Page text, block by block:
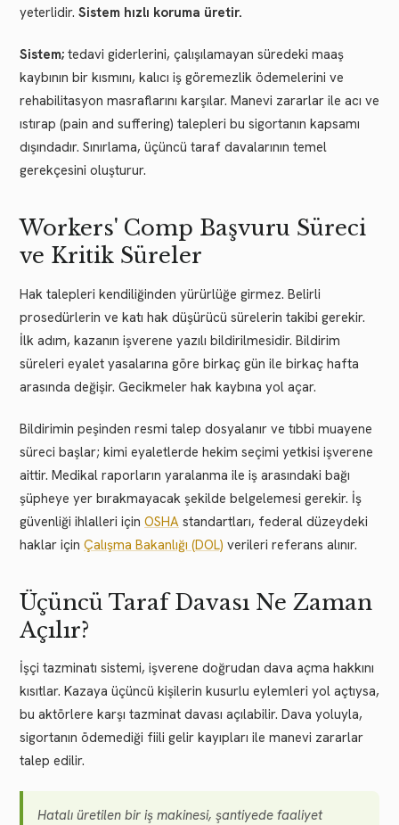
yeterlidir. Sistem hızlı koruma üretir.
Sistem; tedavi giderlerini, çalışılamayan süredeki maaş
kaybının bir kısmını, kalıcı iş göremezlik ödemelerini ve
rehabilitasyon masraflarını karşılar. Manevi zararlar ile acı ve
ıstırap (pain and suffering) talepleri bu sigortanın kapsamı
dışındadır. Sınırlama, üçüncü taraf davalarının temel
gerekçesini oluşturur.
Workers' Comp Başvuru Süreci
ve Kritik Süreler
Hak talepleri kendiliğinden yürürlüğe girmez. Belirli
prosedürlerin ve katı hak düşürücü sürelerin takibi gerekir.
İlk adım, kazanın işverene yazılı bildirilmesidir. Bildirim
süreleri eyalet yasalarına göre birkaç gün ile birkaç hafta
arasında değişir. Gecikmeler hak kaybına yol açar.
Bildirimin peşinden resmi talep dosyalanır ve tıbbi muayene
süreci başlar; kimi eyaletlerde hekim seçimi yetkisi işverene
aittir. Medikal raporların yaralanma ile iş arasındaki bağı
şüpheye yer bırakmayacak şekilde belgelemesi gerekir. İş
güvenliği ihlalleri için OSHA standartları, federal düzeydeki
haklar için Çalışma Bakanlığı (DOL) verileri referans alınır.
Üçüncü Taraf Davası Ne Zaman
Açılır?
İşçi tazminatı sistemi, işverene doğrudan dava açma hakkını
kısıtlar. Kazaya üçüncü kişilerin kusurlu eylemleri yol açtıysa,
bu aktörlere karşı tazminat davası açılabilir. Dava yoluyla,
sigortanın ödemediği fiili gelir kayıpları ile manevi zararlar
talep edilir.
Hatalı üretilen bir iş makinesi, şantiyede faaliyet